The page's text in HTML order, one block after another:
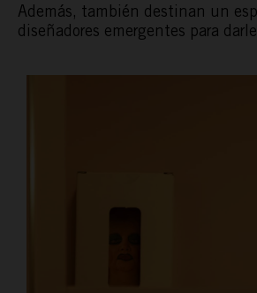
Además, también destinan un
diseñadores emergentes para